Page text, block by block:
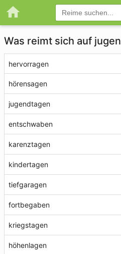
Was reimt sich auf
hervorragen
hörensagen
jugendtagen
entschwaben
karenztagen
kindertagen
tiefgaragen
fortbegaben
kriegstagen
höhenlagen